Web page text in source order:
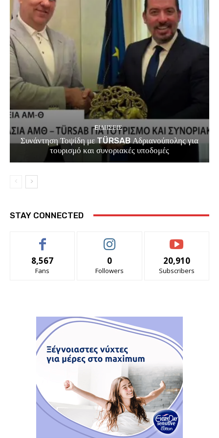
EΙΔΗΣΕΙΣ
Συνάντηση Τοψίδη με TÜRSAB Αδριανούπολης για
τουρισμό και συνοριακές υποδομές
STAY CONNECTED
8,567
Fans
0
Followers
20,910
Subscribers